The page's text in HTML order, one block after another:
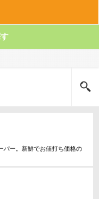
パー。新鮮でお値打ち価格の